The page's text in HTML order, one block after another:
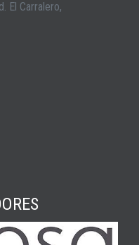
El Carralero,